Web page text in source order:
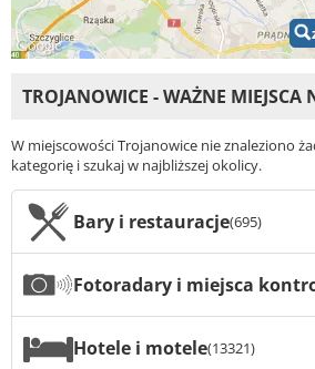
TROJANOWICE - WAŻNE MIEJSCA
W miejscowości Trojanowice nie znaleziono
kategorię i szukaj w najbliższej okolicy.
Bary i restauracje(695)
Fotoradary i miejsca
Hotele i motele(13321)